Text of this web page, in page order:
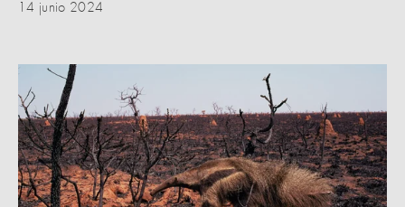
14 junio 2024